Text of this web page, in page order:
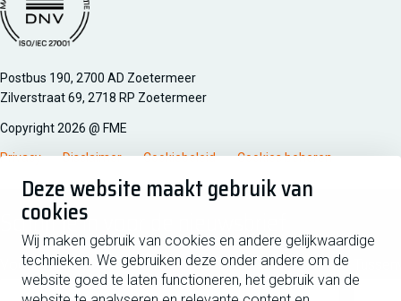
Deze website maakt gebruik van
cookies
Wij maken gebruik van cookies en andere gelijkwaardige
technieken. We gebruiken deze onder andere om de
website goed te laten functioneren, het gebruik van de
Managementsyteem certificatie DNV iso/iec 27001
Postbus 190, 2700 AD Zoetermeer
Zilverstraat 69, 2718 RP Zoetermeer
Copyright 2026 @ FME
Privacy Disclaimer Cookiebeleid Cookies beheren
Schrijf je in voor de nieuwsbrief
Voornaam